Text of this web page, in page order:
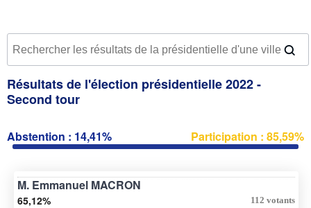
Résultats de l'élection présidentielle 2022 -
Second tour
Abstention : 14,41% Participation : 85,59%
M. Emmanuel MACRON
65,12% 112 votants